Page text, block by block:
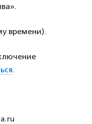
времени).
.